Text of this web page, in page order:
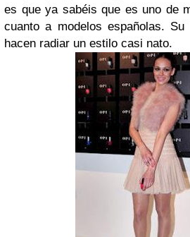
es que ya sabéis que es uno de
cuanto a modelos españolas.
hacen radiar un estilo casi nato.